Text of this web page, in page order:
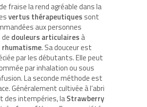
fraise la rend agréable dans la
vertus thérapeutiques sont
aux personnes
douleurs articulaires à
rhumatisme. Sa douceur est
par les débutants. Elle peut
par inhalation ou sous
La seconde méthode est
Généralement cultivée à l’abri
des intempéries, laStrawberry